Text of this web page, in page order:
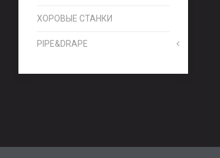
ХОРОВЫЕ СТАНКИ
PIPE&DRAPE